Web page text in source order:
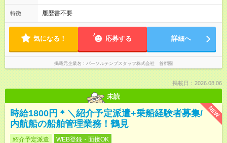
特徴 履歴書不要
気になる！ 応募する 詳細へ
掲載元企業名 パーソルテンプスタッフ株式会社 首都圏
掲載日：2026.08.06
未読
NEW
時給1800円＊＼紹介予定派遣+乗船経験者募集/
内航船の船舶管理業務！鶴見
紹介予定派遣 WEB登録・面接OK